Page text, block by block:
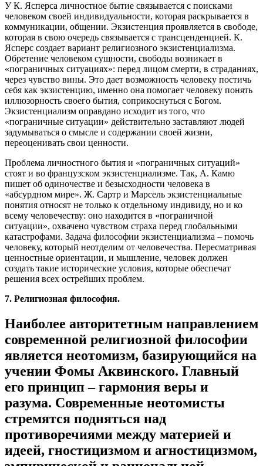
У К. Ясперса личностное бытие связывается с поисками
человеком своей индивидуальности, которая раскрывается в
коммуникации, общении. Экзистенция проявляется в свободе,
которая в свою очередь связывается с трансценденцией. К.
Ясперс создает вариант религиозного экзистенциализма.
Обретение человеком сущности, свободы возникает в
«пограничных ситуациях»: перед лицом смерти, в страданиях,
через чувство вины. Это дает возможность человеку постичь
себя как экзистенцию, именно она помогает человеку понять
иллюзорность своего бытия, соприкоснуться с Богом.
Экзистенциализм оправдано исходит из того, что
«пограничные ситуации» действительно заставляют людей
задумываться о смысле и содержании своей жизни,
переоценивать свои ценности.
Проблема личностного бытия и «пограничных ситуаций»
стоят и во французском экзистенциализме. Так, А. Камю
пишет об одиночестве и безысходности человека в
«абсурдном мире». Ж. Сартр и Марсель экзистенциальные
понятия относят не только к отдельному индивиду, но и ко
всему человечеству: оно находится в «пограничной
ситуации», охвачено чувством страха перед глобальными
катастрофами. Задача философии экзистенциализма – помочь
человеку, который неотделим от человечества. Пересматривая
ценностные ориентации, и мышление, человек должен
создать такие исторические условия, которые обеспечат
решения всех острейших проблем.
7. Религиозная философия.
Наиболее авторитетным направлением
современной религиозной философии
является неотомизм, базирующийся на
учении Фомы Аквинского. Главный
его принцип – гармония веры и
разума. Современные неотомисты
стремятся подняться над
противоречиями между материей и
идеей, гностицизмом и агностицизмом,